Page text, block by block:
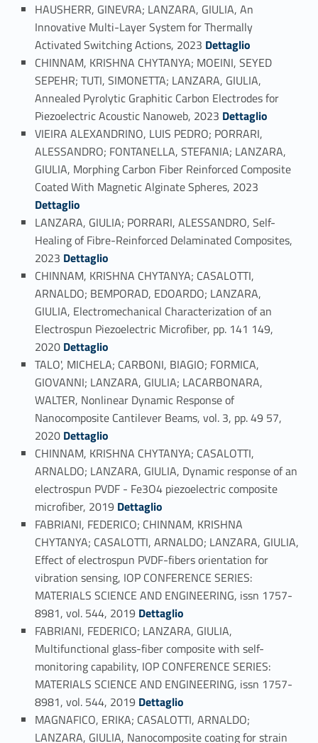
HAUSHERR, GINEVRA; LANZARA, GIULIA, An
Innovative Multi-Layer System for Thermally
Activated Switching Actions, 2023 Link identifier #identifier_person_156725-27
Dettaglio
CHINNAM, KRISHNA CHYTANYA; MOEINI, SEYED
SEPEHR; TUTI, SIMONETTA; LANZARA, GIULIA,
Annealed Pyrolytic Graphitic Carbon Electrodes for
Piezoelectric Acoustic Nanoweb, 2023 Link identifier #identifier_person_178823-28
Dettaglio
VIEIRA ALEXANDRINO, LUIS PEDRO; PORRARI,
ALESSANDRO; FONTANELLA, STEFANIA; LANZARA,
GIULIA, Morphing Carbon Fiber Reinforced Composite
Coated With Magnetic Alginate Spheres, 2023 Link identifier #identifier_person_4178-29
Dettaglio
LANZARA, GIULIA; PORRARI, ALESSANDRO, Self-
Healing of Fibre-Reinforced Delaminated Composites,
2023 Link identifier #identifier_person_115927-30
Dettaglio
CHINNAM, KRISHNA CHYTANYA; CASALOTTI,
ARNALDO; BEMPORAD, EDOARDO; LANZARA,
GIULIA, Electromechanical Characterization of an
Electrospun Piezoelectric Microfiber, pp. 141 149,
2020 Link identifier #identifier_person_156433-31
Dettaglio
TALO', MICHELA; CARBONI, BIAGIO; FORMICA,
GIOVANNI; LANZARA, GIULIA; LACARBONARA,
WALTER, Nonlinear Dynamic Response of
Nanocomposite Cantilever Beams, vol. 3, pp. 49 57,
2020 Link identifier #identifier_person_195137-32
Dettaglio
CHINNAM, KRISHNA CHYTANYA; CASALOTTI,
ARNALDO; LANZARA, GIULIA, Dynamic response of an
electrospun PVDF - Fe3O4 piezoelectric composite
microfiber, 2019 Link identifier #identifier_person_119608-33
Dettaglio
FABRIANI, FEDERICO; CHINNAM, KRISHNA
CHYTANYA; CASALOTTI, ARNALDO; LANZARA, GIULIA,
Effect of electrospun PVDF-fibers orientation for
vibration sensing, IOP CONFERENCE SERIES:
MATERIALS SCIENCE AND ENGINEERING, issn 1757-
8981, vol. 544, 2019 Link identifier #identifier_person_144043-34
Dettaglio
FABRIANI, FEDERICO; LANZARA, GIULIA,
Multifunctional glass-fiber composite with self-
monitoring capability, IOP CONFERENCE SERIES:
MATERIALS SCIENCE AND ENGINEERING, issn 1757-
8981, vol. 544, 2019 Link identifier #identifier_person_51536-35
Dettaglio
MAGNAFICO, ERIKA; CASALOTTI, ARNALDO;
LANZARA, GIULIA, Nanocomposite coating for strain